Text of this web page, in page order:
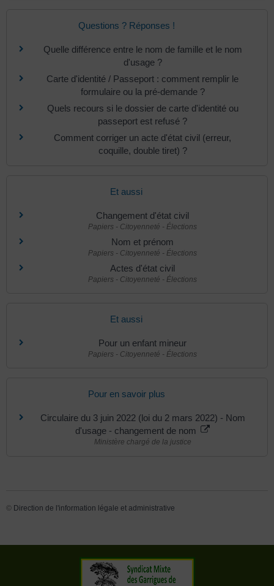
Questions ? Réponses !
Quelle différence entre le nom de famille et le nom
d'usage ?
Carte d'identité / Passeport : comment remplir le
formulaire ou la pré-demande ?
Quels recours si le dossier de carte d'identité ou
passeport est refusé ?
Comment corriger un acte d'état civil (erreur,
coquille, double tiret) ?
Et aussi
Changement d'état civil
Papiers - Citoyenneté - Élections
Nom et prénom
Papiers - Citoyenneté - Élections
Actes d'état civil
Papiers - Citoyenneté - Élections
Et aussi
Pour un enfant mineur
Papiers - Citoyenneté - Élections
Pour en savoir plus
Circulaire du 3 juin 2022 (loi du 2 mars 2022) - Nom
d'usage - changement de nom
Ministère chargé de la justice
© Direction de l'information légale et administrative